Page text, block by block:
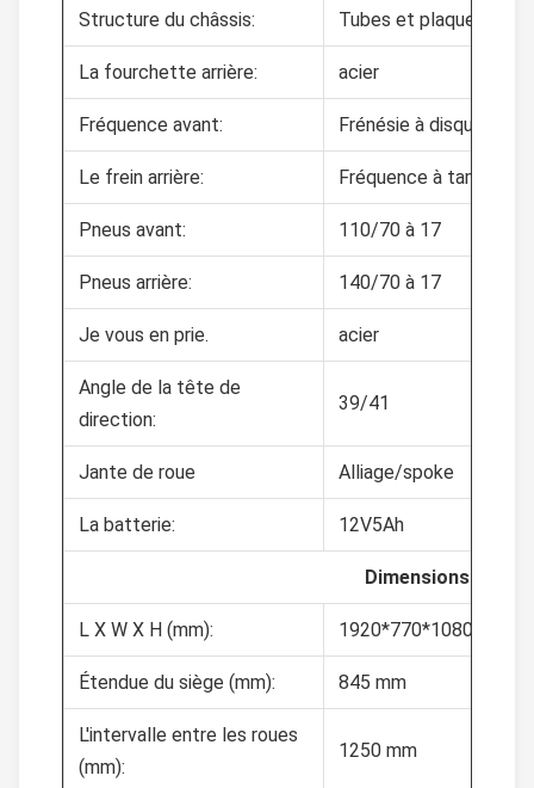
Structure du châssis: Tubes et plaques
La fourchette arrière: acier
Fréquence avant: Frénésie à disque/
Le frein arrière: Fréquence à tambour
Pneus avant: 110/70 à 17
Pneus arrière: 140/70 à 17
Je vous en prie. acier
Angle de la tête de
direction:
39/41
Jante de roue Alliage/spoke
La batterie: 12V5Ah
Dimensions
L X W X H (mm): 1920*770*1080
Étendue du siège (mm): 845 mm
L'intervalle entre les roues
(mm):
1250 mm